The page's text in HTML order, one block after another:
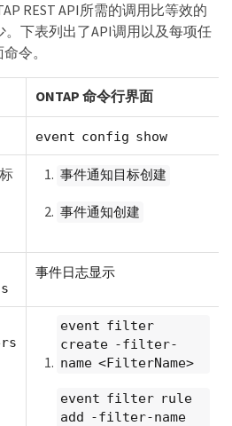
REST API所需的调用比等效的
。下表列出了API调用以及每项任
令。
ONTAP 命令行界面
event config show
事件通知目标创建
事件通知创建
事件日志显示
event filter
create -filter-
name <FilterName>
event filter rule
add -filter-name